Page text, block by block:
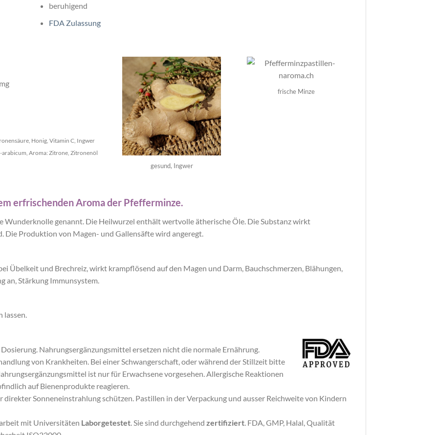
beruhigend
FDA Zulassung
Honig, Vitamin C, Ingwer
Aroma: Zitrone, Zitronenöl
gesund, Ingwer
frische Minze
erfrischenden Aroma der Pfefferminze.
Wunderknolle genannt. Die Heilwurzel enthält wertvolle ätherische Öle. Die Substanz wirkt
Die Produktion von Magen- und Gallensäfte wird angeregt.
Übelkeit und Brechreiz, wirkt krampflösend auf den Magen und Darm, Bauchschmerzen, Blähungen,
an, Stärkung Immunsystem.
lassen.
Nahrungsergänzungsmittel ersetzen nicht die normale Ernährung.
von Krankheiten. Bei einer Schwangerschaft, oder während der Stillzeit bitte
ist nur für Erwachsene vorgesehen. Allergische Reaktionen
auf Bienenprodukte reagieren.
Sonneneinstrahlung schützen. Pastillen in der Verpackung und ausser Reichweite von Kindern
mit Universitäten Laborgetestet. Sie sind durchgehend zertifiziert. FDA, GMP, Halal, Qualität